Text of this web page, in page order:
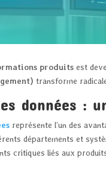
produits est
transforme
données :
représente l’un des
départements et
critiques liés aux